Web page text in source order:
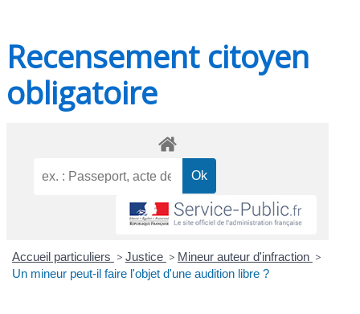
Recensement citoyen
obligatoire
Accueil particuliers > Justice > Mineur auteur d'infraction >
Un mineur peut-il faire l'objet d'une audition libre ?